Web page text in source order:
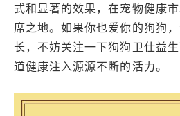
式和显著的效果，在宠物健康
席之地。如果你也爱你的狗狗
长，不妨关注一下狗狗卫仕益
道健康注入源源不断的活力。